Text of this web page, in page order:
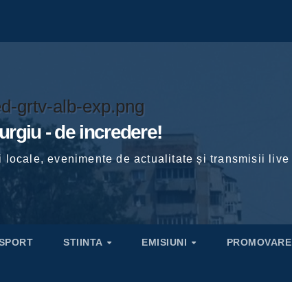
- de incredere!
locale, evenimente de actualitate și transmisii live
STIINTA EMISIUNI PROMOVARE